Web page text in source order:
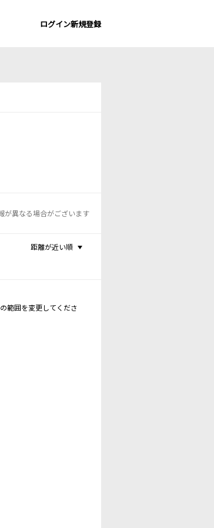
ログイン新規登録
が異なる場合がございます
距離が近い順
範囲を変更してくださ